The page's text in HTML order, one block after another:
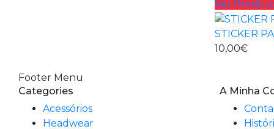
Ver
STICKER
10,00€
Footer Menu
Categories
Acessórios
Headwear
A Minha
Conta